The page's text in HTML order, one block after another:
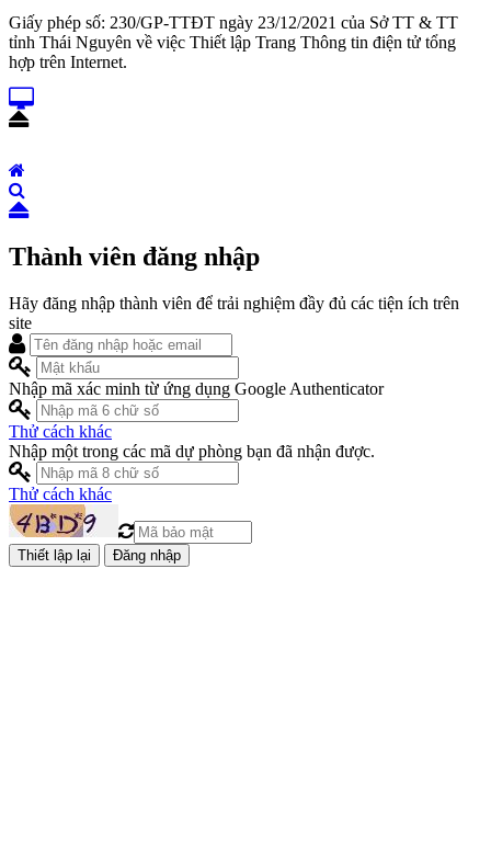
Giấy phép số: 230/GP-TTĐT ngày 23/12/2021 của Sở TT & TT
tỉnh Thái Nguyên về việc Thiết lập Trang Thông tin điện tử tổng
hợp trên Internet.
Thành viên đăng nhập
Hãy đăng nhập thành viên để trải nghiệm đầy đủ các tiện ích trên
site
Nhập mã xác minh từ ứng dụng Google Authenticator
Thử cách khác
Nhập một trong các mã dự phòng bạn đã nhận được.
Thử cách khác
Đăng nhập